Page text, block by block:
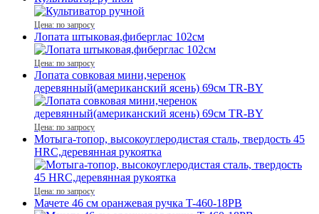
Цена: по запросу
Лопата штыковая,фиберглас 102см
Цена: по запросу
Лопата совковая мини,черенок
деревянный(американский ясень) 69см TR-BY
Цена: по запросу
Мотыга-топор, высокоуглеродистая сталь, твердость 45
HRC,деревянная рукоятка
Цена: по запросу
Мачете 46 см оранжевая ручка T-460-18PB